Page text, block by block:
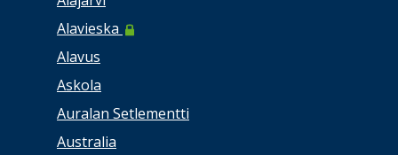
Alavieska
Alavus
Askola
Auralan Setlementti
Australia